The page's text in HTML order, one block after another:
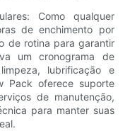
Como qualquer
de enchimento por
de rotina para garantir
um cronograma de
lubrificação e
Pack oferece suporte
de manutenção,
para manter suas